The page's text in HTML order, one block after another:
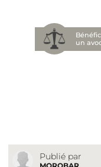
un
Publié par
MOROBAR